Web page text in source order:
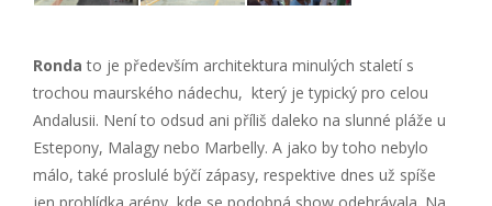
Ronda to je především architektura minulých staletí s
trochou maurského nádechu, který je typický pro celou
Andalusii. Není to odsud ani příliš daleko na slunné pláže u
Estepony, Malagy nebo Marbelly. A jako by toho nebylo
málo, také proslulé býčí zápasy, respektive dnes už spíše